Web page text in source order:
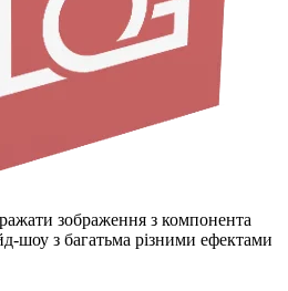
зображення з компонента
шоу з багатьма різними ефектами